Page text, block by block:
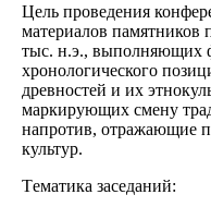
Цель проведения
материалов
тыс. н.э., выполняющих
хронологического
древностей и их
маркирующих смену
напротив, отражающие
культур.
Tематика заседаний: